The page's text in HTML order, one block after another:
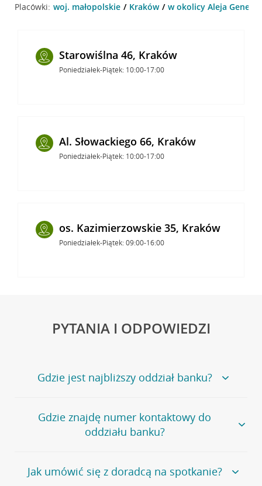
Placówki: woj. małopolskie Kraków w okolicy Aleja
Starowiślna 46, Kraków
Poniedziałek-Piątek: 10:00-17:00
Al. Słowackiego 66, Kraków
Poniedziałek-Piątek: 10:00-17:00
os. Kazimierzowskie 35, Kraków
Poniedziałek-Piątek: 09:00-16:00
PYTANIA I ODPOWIEDZI
Gdzie jest najbliższy oddział banku?
Jeśli szukasz oddziału naszego banku, zapraszamy na
stronęPlacówki i bankomaty, na której znajduje się
wygodna wyszukiwarka.
oddziałów
Gdzie znajdę numer kontaktowy do
oddziału banku?
Bank Credit Agricole nie udostępnia ogólnego numeru
telefonu do placówki bankowej.
Jak umówić się z doradcą na spotkanie?